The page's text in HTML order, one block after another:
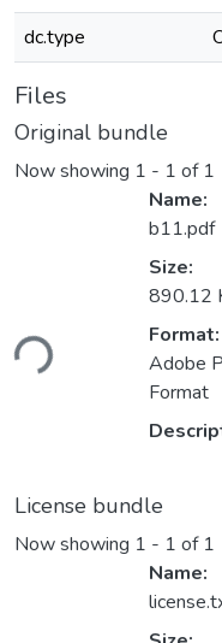
dc.type
Files
Original bundle
Now showing 1 - 1 of 1
Name:
b11.pdf
Size:
890.12
Format:
Adobe
Format
License bundle
Now showing 1 - 1 of 1
Name: